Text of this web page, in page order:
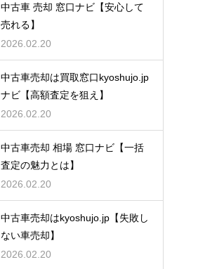
中古車 売却 窓口ナビ【安心して
売れる】
2026.02.20
中古車売却は買取窓口kyoshujo.jp
ナビ【高額査定を狙え】
2026.02.20
中古車売却 相場 窓口ナビ【一括
査定の魅力とは】
2026.02.20
中古車売却はkyoshujo.jp【失敗し
ない車売却】
2026.02.20